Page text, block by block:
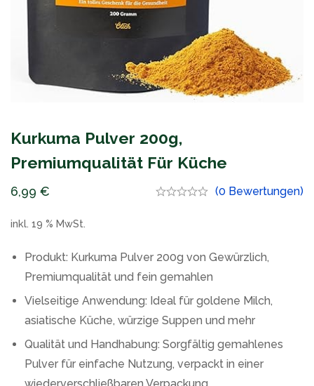
Kurkuma Pulver 200g,
Premiumqualität Für Küche
6,99 € (0 Bewertungen)
inkl. 19 % MwSt.
Produkt: Kurkuma Pulver 200g von Gewürzlich,
Premiumqualität und fein gemahlen
Vielseitige Anwendung: Ideal für goldene Milch,
asiatische Küche, würzige Suppen und mehr
Qualität und Handhabung: Sorgfältig gemahlenes
Pulver für einfache Nutzung, verpackt in einer
wiederverschließbaren Verpackung